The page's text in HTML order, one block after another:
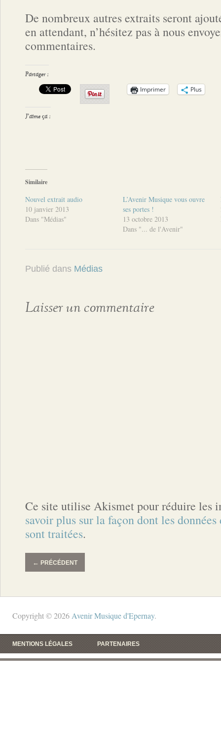
De nombreux autres extraits seront
en attendant, n’hésitez pas à nous
commentaires.
Partager :
Imprimer Plus
J’aime ça :
Similaire
Nouvel extrait audio
10 janvier 2013
Dans "Médias"
L’Avenir Musique vous ouvre
ses portes !
13 octobre 2013
Dans "... de l'Avenir"
Publié dans Médias
Laisser un commentaire
Ce site utilise Akismet pour réduire les
savoir plus sur la façon dont les
sont traitées.
← PRÉCÉDENT
Copyright © 2026 Avenir Musique d'Epernay.
MENTIONS LÉGALES PARTENAIRES